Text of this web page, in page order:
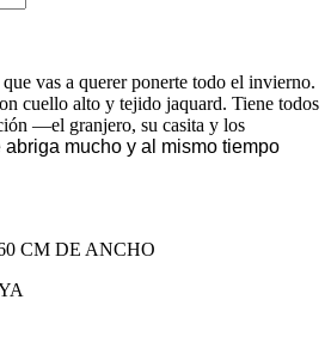
vas a querer ponerte todo el invierno.
cuello alto y tejido jaquard. Tiene todos
—el granjero, su casita y los
abriga mucho y al mismo tiempo
CM DE ANCHO